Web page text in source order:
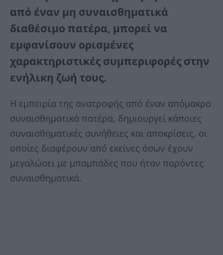
από έναν μη συναισθηματικά
διαθέσιμο πατέρα, μπορεί να
εμφανίσουν ορισμένες
χαρακτηριστικές συμπεριφορές στην
ενήλικη ζωή τους.
Η εμπειρία της ανατροφής από έναν απόμακρο
συναισθηματικά πατέρα, δημιουργεί κάποιες
συναισθηματικές συνήθειες και αποκρίσεις, οι
οποίες διαφέρουν από εκείνες όσων έχουν
μεγαλώσει με μπαμπάδες που ήταν παρόντες
συναισθηματικά.